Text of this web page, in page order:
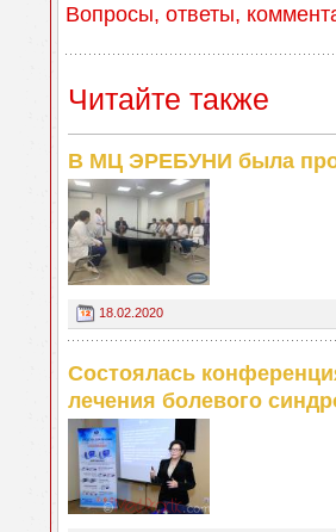
Вопросы, ответы,
Читайте также
В МЦ ЭРЕБУНИ была
18.02.2020
Состоялась
лечения болевого